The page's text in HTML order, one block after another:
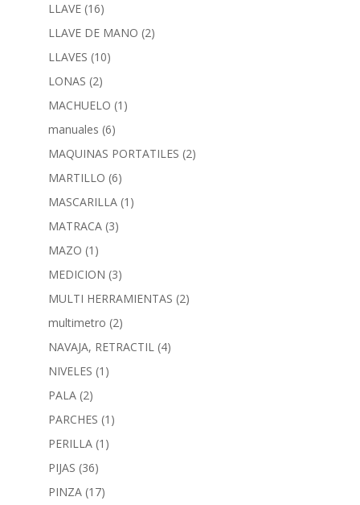
LLAVE (16)
LLAVE DE MANO (2)
LLAVES (10)
LONAS (2)
MACHUELO (1)
manuales (6)
MAQUINAS PORTATILES (2)
MARTILLO (6)
MASCARILLA (1)
MATRACA (3)
MAZO (1)
MEDICION (3)
MULTI HERRAMIENTAS (2)
multimetro (2)
NAVAJA, RETRACTIL (4)
NIVELES (1)
PALA (2)
PARCHES (1)
PERILLA (1)
PIJAS (36)
PINZA (17)